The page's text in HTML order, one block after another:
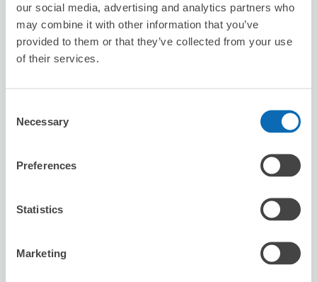
our social media, advertising and analytics partners who
may combine it with other information that you’ve
provided to them or that they’ve collected from your use
of their services.
Selection
Necessary
Preferences
Statistics
Marketing
この店舗を予約する
スーツケースサイズ